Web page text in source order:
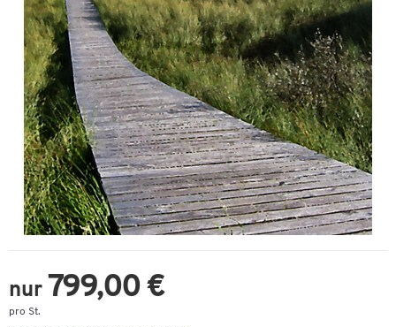
nur 799,00 €
pro St.